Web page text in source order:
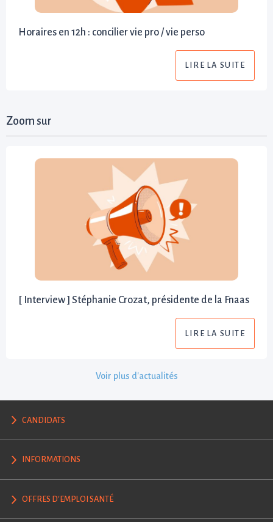
Horaires en 12h : concilier vie pro / vie perso
LIRE LA SUITE
Zoom sur
[ Interview ] Stéphanie Crozat, présidente de la Fnaas
LIRE LA SUITE
Voir plus d'actualités
CANDIDATS
INFORMATIONS
OFFRES D'EMPLOI SANTÉ